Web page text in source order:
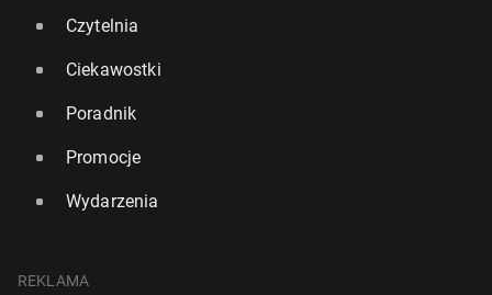
Czytelnia
Ciekawostki
Poradnik
Promocje
Wydarzenia
REKLAMA